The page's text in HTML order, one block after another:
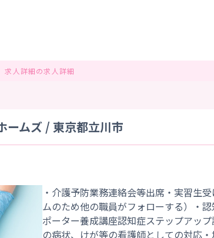
求人詳細の求人詳細
ームズ / 東京都立川市
・介護予防業務連絡会等出席・実習生
ムのため他の職員がフォローする）・
ポーター養成講座認知症ステップアッ